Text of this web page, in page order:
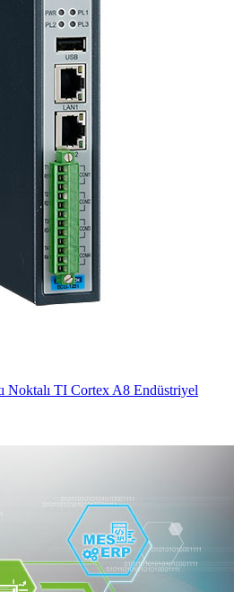
TI Cortex A8 Endüstriyel